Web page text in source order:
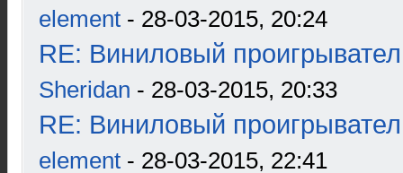
element - 28-03-2015, 20:24
RE: Виниловый
Sheridan - 28-03-2015, 20:33
RE: Виниловый
element - 28-03-2015, 22:41